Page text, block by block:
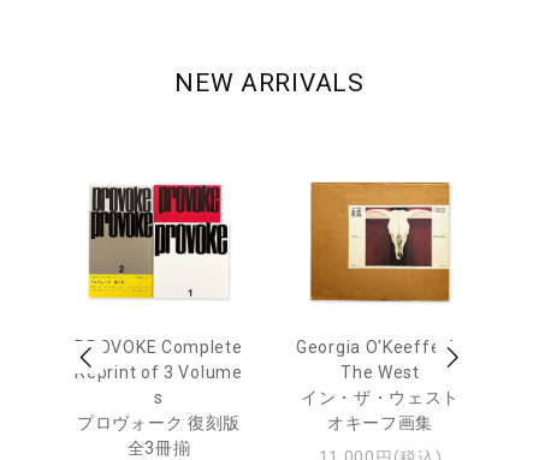
NEW ARRIVALS
PROVOKE Complete
Reprint of 3 Volume
s
プロヴォーク 復刻版
全3冊揃
Georgia O'Keeffe: In
The West
イン・ザ・ウェスト
オキーフ画集